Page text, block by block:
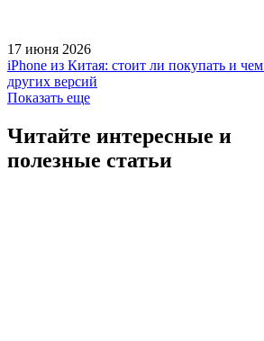
17 июня 2026
iPhone из Китая: стоит ли покупать и
других версий
Показать еще
Читайте интересные и
полезные статьи